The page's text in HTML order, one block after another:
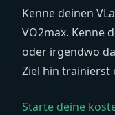
Kenne deinen
VO2max. Kenne
oder irgendwo
Ziel hin trainierst
Starte deine